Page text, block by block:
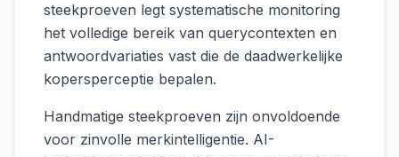
steekproeven legt systematische monitoring
het volledige bereik van querycontexten en
antwoordvariaties vast die de daadwerkelijke
kopersperceptie bepalen.
Handmatige steekproeven zijn onvoldoende
voor zinvolle merkintelligentie. AI-